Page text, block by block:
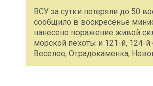
ВСУ за сутки потеряли до 50
сообщило в воскресенье
нанесено поражение живой
морской пехоты и 121-й, 124-й
Веселое, Отрадокаменка,